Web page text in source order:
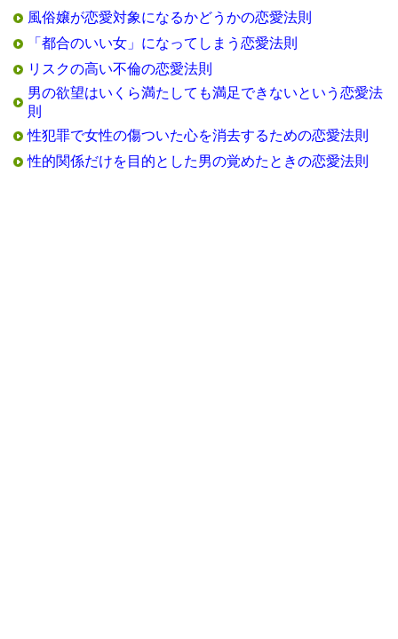
風俗嬢が恋愛対象になるかどうかの恋愛法則
「都合のいい女」になってしまう恋愛法則
リスクの高い不倫の恋愛法則
男の欲望はいくら満たしても満足できないという恋愛法
則
性犯罪で女性の傷ついた心を消去するための恋愛法則
性的関係だけを目的とした男の覚めたときの恋愛法則